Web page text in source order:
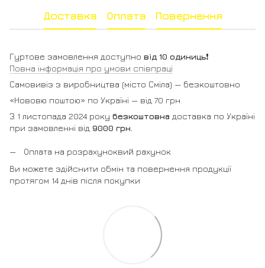
Доставка Оплата Повернення
Гуртове замовлення доступно від 10 одиниць❗️
Повна інформація про умови співпраці
Самовивіз з виробництва (місто Сміла) — безкоштовно
«Нововю поштою» по Україні — від 70 грн.
З 1 листопада 2024 року безкоштовна доставка по Україні
при замовленні від 9000 грн.
Оплата на розрахуноквий рахунок
Ви можете здійснити обмін та повернення продукції
протягом 14 днів після покупки